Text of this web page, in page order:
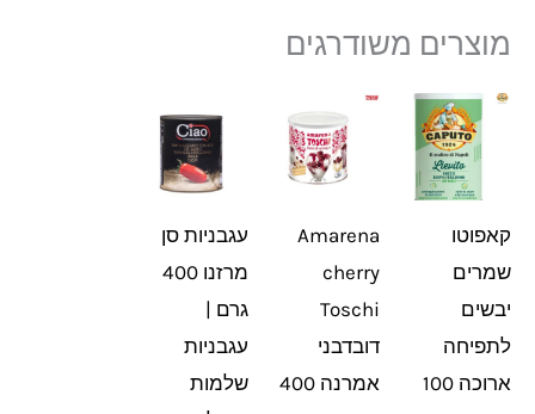
מוצרים משודרגים
קאפוטו
שמרים
יבשים
לתפיחה
ארוכה 100
Amarena
cherry
Toschi
דובדבני
אמרנה 400
עגבניות סן
מרזנו 400
גרם |
עגבניות
שלמות